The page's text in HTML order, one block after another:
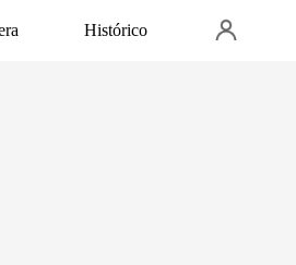
Histórico